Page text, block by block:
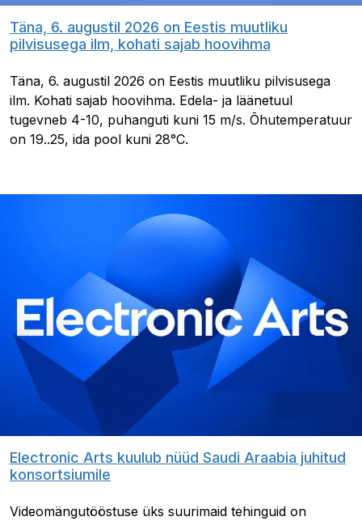
Täna, 6. augustil 2026 on Eestis muutliku
pilvisusega ilm, kohati sajab hoovihma
Täna, 6. augustil 2026 on Eestis muutliku pilvisusega
ilm. Kohati sajab hoovihma. Edela- ja läänetuul
tugevneb 4-10, puhanguti kuni 15 m/s. Õhutemperatuur
on 19..25, ida pool kuni 28°C.
Electronic Arts kuulub nüüd Saudi Araabia juhitud
konsortsiumile
Videomängutööstuse üks suurimaid tehinguid on